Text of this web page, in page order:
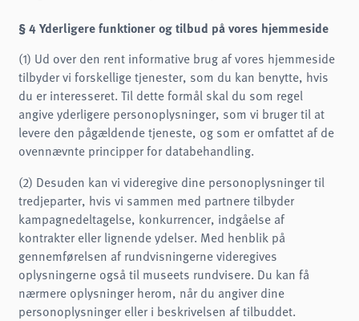
§ 4 Yderligere funktioner og tilbud på vores hjemmeside
(1) Ud over den rent informative brug af vores hjemmeside
tilbyder vi forskellige tjenester, som du kan benytte, hvis
du er interesseret. Til dette formål skal du som regel
angive yderligere personoplysninger, som vi bruger til at
levere den pågældende tjeneste, og som er omfattet af de
ovennævnte principper for databehandling.
(2) Desuden kan vi videregive dine personoplysninger til
tredjeparter, hvis vi sammen med partnere tilbyder
kampagnedeltagelse, konkurrencer, indgåelse af
kontrakter eller lignende ydelser. Med henblik på
gennemførelsen af rundvisningerne videregives
oplysningerne også til museets rundvisere. Du kan få
nærmere oplysninger herom, når du angiver dine
personoplysninger eller i beskrivelsen af tilbuddet.